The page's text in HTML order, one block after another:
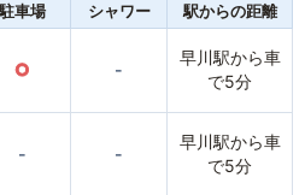
駐車場 シャワー 駅からの距離
○ -
早川駅から車
で5分
- -
早川駅から車
で5分